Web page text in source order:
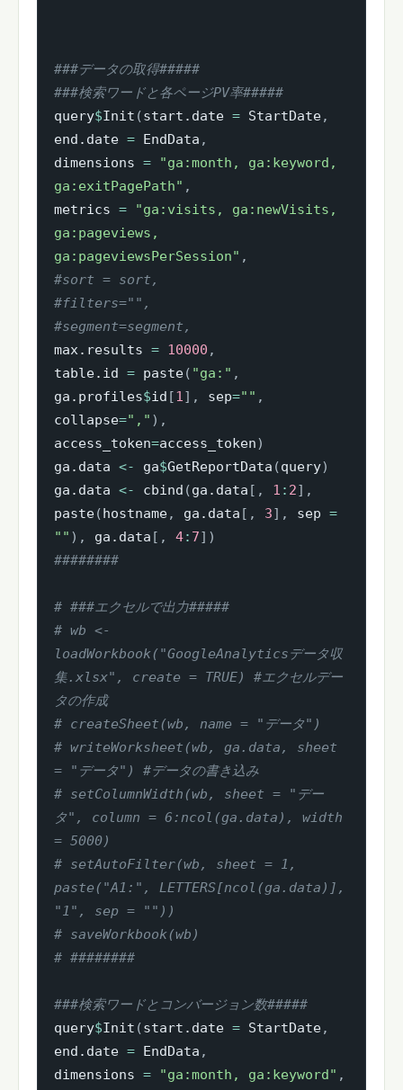
###データの取得#####
###検索ワードと各ページPV率#####
query$Init (start.date = StartDate,
end.date = EndData ,
dimensions =
"ga:month, ga:keyword,
ga:exitPagePath" ,
metrics =
"ga:visits, ga:newVisits,
ga:pageviews,
ga:pageviewsPerSession" ,
#sort = sort,
#filters="",
#segment=segment,
max.results = 10000 ,
table.id = paste( "ga:" ,
ga.profiles$id [1] , sep="" ,
collapse="," ) ,
access_token=access_token)
ga.data <- ga$GetReportData (query)
ga.data <- cbind (ga.data [ , 1 : 2] ,
paste( hostname, ga.data [ , 3] , sep =
"" ) , ga.data [ , 4: 7] )
########
# ###エクセルで出力#####
# wb <-
loadWorkbook("GoogleAnalyticsデータ収
集.xlsx", create = TRUE) #エクセルデー
タの作成
# createSheet(wb, name = "データ")
# writeWorksheet(wb, ga.data, sheet
= "データ") #データの書き込み
# setColumnWidth(wb, sheet = "デー
タ", column = 6:ncol(ga.data), width
= 5000)
# setAutoFilter(wb, sheet = 1,
paste("A1:", LETTERS[ncol(ga.data)],
"1", sep = ""))
# saveWorkbook(wb)
# ########
###検索ワードとコンバージョン数#####
query$Init (start.date = StartDate,
end.date = EndData ,
dimensions = "ga:month, ga:keyword" ,